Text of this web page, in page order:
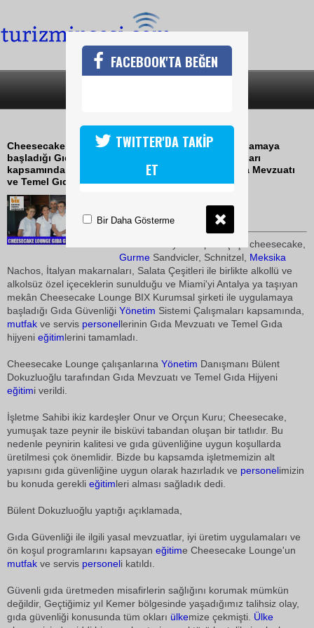
GIDA GÜVENLİĞİ YÖNETİM SİSTEMİ
Cheesecake Lounge BIX Kurumsal şirketi ile uygulamaya
başladığı Gıda Güvenliği Yönetim Sistemi Çalışmaları
kapsamında, mutfak ve servis personellerinin Gıda Mevzuatı
ve Temel Gıda hijyeni eğitimlerini tamamladı.
TURİZMİN SESİ
Farklı menüye sahip 10 çeşit cheesecake,
Gurme Sandvicler, Schnitzel, Meksika
Nachos, İtalyan makarnaları, Salata Çeşitleri ile birlikte alkollü ve
alkolsüz özel içeceklerin sunulduğu ve Miami'yi Antalya ya taşıyan
mekân Cheesecake Lounge BIX Kurumsal şirketi ile uygulamaya
başladığı Gıda Güvenliği Yönetim Sistemi Çalışmaları kapsamında,
mutfak ve servis personellerinin Gıda Mevzuatı ve Temel Gıda
hijyeni eğitimlerini tamamladı.
Cheesecake Lounge çalışanlarına Yönetim Danışmanı Bülent
Dokuzluoğlu tarafından Gıda Mevzuatı ve Temel Gıda Hijyeni
eğitimi verildi.
İşletme Sahibi ikiz kardeşler Onur ve Orçun Kuru; Cheesecake,
yumuşak taze peynir ile bisküvi tabandan oluşan bir tatlıdır. Bu
nedenle peynirin kalitesi ve gıda güvenliğine uygun koşullarda
üretilmesi çok önemlidir. Bizde bu kapsamda işletmemizin alt
yapısını gıda güvenliğine uygun olarak hazırladık ve personelimizin
bu konuda gerekli eğitimleri alması sağladık dedi.
Bülent Dokuzluoğlu yaptığı açıklamada,
Gıda Güvenliği ile ilgili yasal mevzuatlar, iyi üretim uygulamaları ve
ön koşul programlarını kapsayan eğitime Cheesecake Lounge'un
mutfak ve servis personeli katıldı.
Güvenli gıda üretmeden misafirlerin sağlığını korumak mümkün
değildir, Geçtiğimiz yıl Kemer bölgesinde yaşadığımız talihsiz olay,
gıda güvenliği konusunda tüm okları ülkemize çekmişti. Ülke
FACEBOOK'TA BEĞEN
TWITTER'DA TAKİP
ET
Bir Daha Gösterme